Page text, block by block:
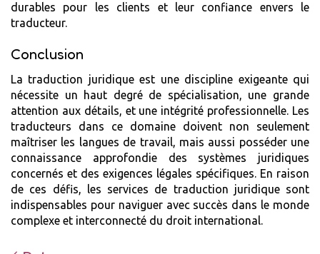
durables pour les clients et leur confiance envers le
traducteur.
Conclusion
La traduction juridique est une discipline exigeante qui
nécessite un haut degré de spécialisation, une grande
attention aux détails, et une intégrité professionnelle. Les
traducteurs dans ce domaine doivent non seulement
maîtriser les langues de travail, mais aussi posséder une
connaissance approfondie des systèmes juridiques
concernés et des exigences légales spécifiques. En raison
de ces défis, les services de traduction juridique sont
indispensables pour naviguer avec succès dans le monde
complexe et interconnecté du droit international.